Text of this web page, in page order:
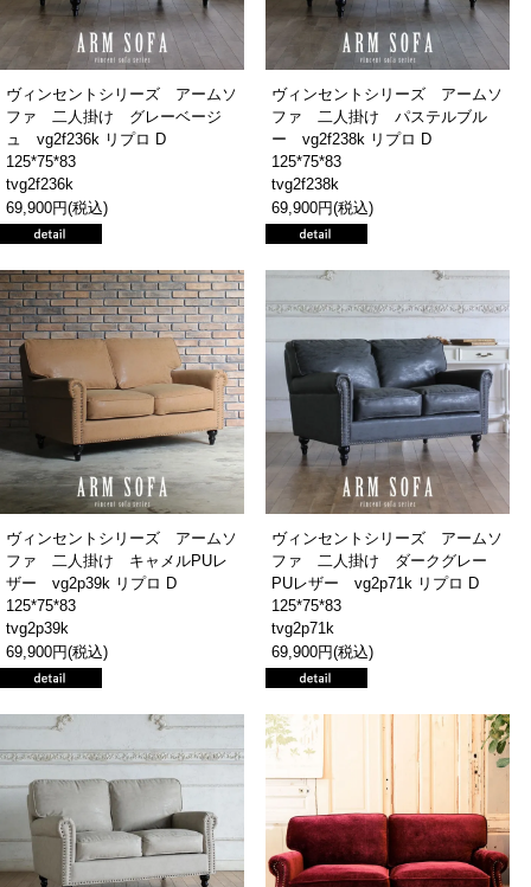
ヴィンセントシリーズ アームソ
ファ 二人掛け グレーベージ
ュ vg2f236k リプロ D
125*75*83
tvg2f236k
69,900円(税込)
ヴィンセントシリーズ アームソ
ファ 二人掛け パステルブル
ー vg2f238k リプロ D
125*75*83
tvg2f238k
69,900円(税込)
ヴィンセントシリーズ アームソ
ファ 二人掛け キャメルPUレ
ザー vg2p39k リプロ D
125*75*83
tvg2p39k
69,900円(税込)
ヴィンセントシリーズ アームソ
ファ 二人掛け ダークグレー
PUレザー vg2p71k リプロ D
125*75*83
tvg2p71k
69,900円(税込)